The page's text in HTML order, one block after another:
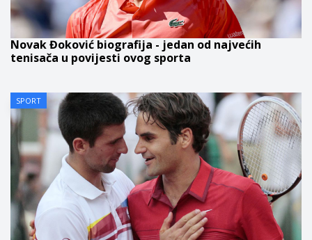
Novak Đoković biografija - jedan od najvećih
tenisača u povijesti ovog sporta
SPORT